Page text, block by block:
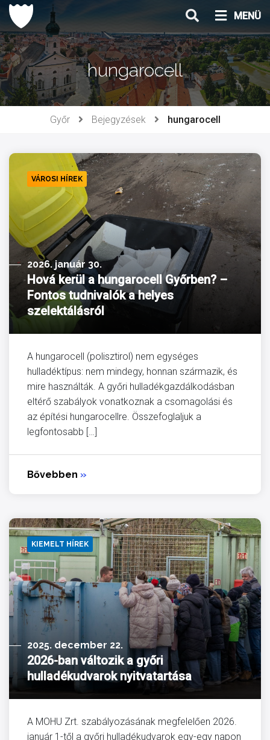
Ugrás
tartalomhoz
MENÜ
hungarocell
Győr Bejegyzések hungarocell
VÁROSI HÍREK
2026. január 30.
Hová kerül a hungarocell Győrben? –
Fontos tudnivalók a helyes
szelektálásról
A hungarocell (polisztirol) nem egységes
hulladéktípus: nem mindegy, honnan származik, és
mire használták. A győri hulladékgazdálkodásban
eltérő szabályok vonatkoznak a csomagolási és
az építési hungarocellre. Összefoglaljuk a
legfontosabb […]
Bővebben »
KIEMELT HÍREK
2025. december 22.
2026-ban változik a győri
hulladékudvarok nyitvatartása
A MOHU Zrt. szabályozásának megfelelően 2026.
január 1-től a győri hulladékudvarok egy-egy napon